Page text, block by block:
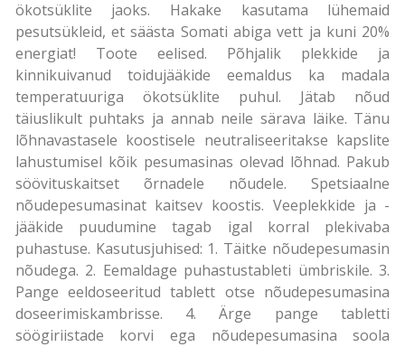
ökotsüklite jaoks. Hakake kasutama lühemaid
pesutsükleid, et säästa Somati abiga vett ja kuni 20%
energiat! Toote eelised. Põhjalik plekkide ja
kinnikuivanud toidujääkide eemaldus ka madala
temperatuuriga ökotsüklite puhul. Jätab nõud
täiuslikult puhtaks ja annab neile särava läike. Tänu
lõhnavastasele koostisele neutraliseeritakse kapslite
lahustumisel kõik pesumasinas olevad lõhnad. Pakub
söövituskaitset õrnadele nõudele. Spetsiaalne
nõudepesumasinat kaitsev koostis. Veeplekkide ja -
jääkide puudumine tagab igal korral plekivaba
puhastuse. Kasutusjuhised: 1. Täitke nõudepesumasin
nõudega. 2. Eemaldage puhastustableti ümbriskile. 3.
Pange eeldoseeritud tablett otse nõudepesumasina
doseerimiskambrisse. 4. Ärge pange tabletti
söögiriistade korvi ega nõudepesumasina soola